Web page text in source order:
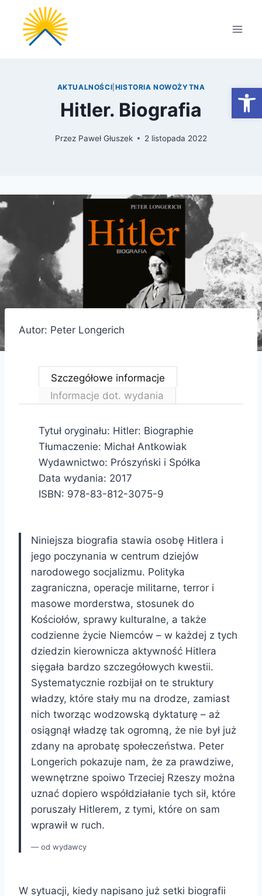
Przejdź
treści
AKTUALNOŚCI HISTORIA NOWOŻYTNA
Hitler. Biografia
Przez Paweł Głuszek 2 listopada 2022
Autor: Peter Longerich
Szczegółowe informacje
Informacje dot. wydania
Tytuł oryginału: Hitler: Biographie
Tłumaczenie: Michał Antkowiak
Wydawnictwo: Prószyński i Spółka
Data wydania: 2017
ISBN: 978-83-812-3075-9
Niniejsza biografia stawia osobę Hitlera i
jego poczynania w centrum dziejów
narodowego socjalizmu. Polityka
zagraniczna, operacje militarne, terror i
masowe morderstwa, stosunek do
Kościołów, sprawy kulturalne, a także
codzienne życie Niemców – w każdej z tych
dziedzin kierownicza aktywność Hitlera
sięgała bardzo szczegółowych kwestii.
Systematycznie rozbijał on te struktury
władzy, które stały mu na drodze, zamiast
nich tworząc wodzowską dyktaturę – aż
osiągnął władzę tak ogromną, że nie był już
zdany na aprobatę społeczeństwa. Peter
Longerich pokazuje nam, że za prawdziwe,
wewnętrzne spoiwo Trzeciej Rzeszy można
uznać dopiero współdziałanie tych sił, które
poruszały Hitlerem, z tymi, które on sam
wprawił w ruch.
od wydawcy
W sytuacji, kiedy napisano już setki biografii